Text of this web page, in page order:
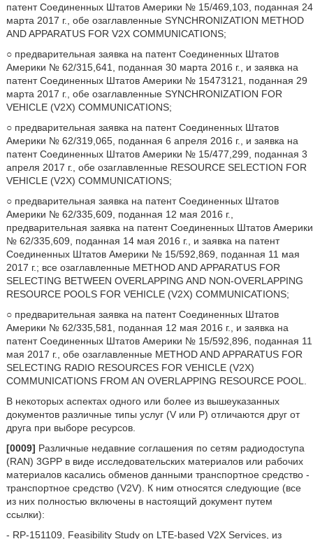
патент Соединенных Штатов Америки № 15/469,103, поданная 24
марта 2017 г., обе озаглавленные SYNCHRONIZATION METHOD
AND APPARATUS FOR V2X COMMUNICATIONS;
○ предварительная заявка на патент Соединенных Штатов
Америки № 62/315,641, поданная 30 марта 2016 г., и заявка на
патент Соединенных Штатов Америки № 15473121, поданная 29
марта 2017 г., обе озаглавленные SYNCHRONIZATION FOR
VEHICLE (V2X) COMMUNICATIONS;
○ предварительная заявка на патент Соединенных Штатов
Америки № 62/319,065, поданная 6 апреля 2016 г., и заявка на
патент Соединенных Штатов Америки № 15/477,299, поданная 3
апреля 2017 г., обе озаглавленные RESOURCE SELECTION FOR
VEHICLE (V2X) COMMUNICATIONS;
○ предварительная заявка на патент Соединенных Штатов
Америки № 62/335,609, поданная 12 мая 2016 г.,
предварительная заявка на патент Соединенных Штатов Америки
№ 62/335,609, поданная 14 мая 2016 г., и заявка на патент
Соединенных Штатов Америки № 15/592,869, поданная 11 мая
2017 г.; все озаглавленные METHOD AND APPARATUS FOR
SELECTING BETWEEN OVERLAPPING AND NON-OVERLAPPING
RESOURCE POOLS FOR VEHICLE (V2X) COMMUNICATIONS;
○ предварительная заявка на патент Соединенных Штатов
Америки № 62/335,581, поданная 12 мая 2016 г., и заявка на
патент Соединенных Штатов Америки № 15/592,896, поданная 11
мая 2017 г., обе озаглавленные METHOD AND APPARATUS FOR
SELECTING RADIO RESOURCES FOR VEHICLE (V2X)
COMMUNICATIONS FROM AN OVERLAPPING RESOURCE POOL.
В некоторых аспектах одного или более из вышеуказанных
документов различные типы услуг (V или P) отличаются друг от
друга при выборе ресурсов.
[0009] Различные недавние соглашения по сетям радиодоступа
(RAN) 3GPP в виде исследовательских материалов или рабочих
материалов касались обменов данными транспортное средство -
транспортное средство (V2V). К ним относятся следующие (все
из них полностью включены в настоящий документ путем
ссылки):
- RP-151109, Feasibility Study on LTE-based V2X Services, из